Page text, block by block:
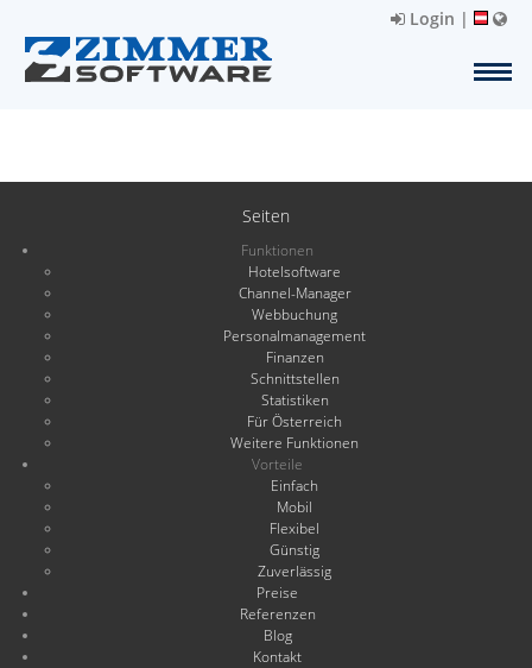
Login |
Seiten
Funktionen
Hotelsoftware
Channel-Manager
Webbuchung
Personalmanagement
Finanzen
Schnittstellen
Statistiken
Für Österreich
Weitere Funktionen
Vorteile
Einfach
Mobil
Flexibel
Günstig
Zuverlässig
Preise
Referenzen
Blog
Kontakt